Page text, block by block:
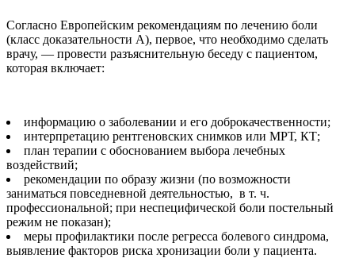
Согласно Европейским рекомендациям по лечению боли
(класс доказательности А), первое, что необходимо сделать
врачу, — провести разъяснительную беседу с пациентом,
которая включает:
информацию о заболевании и его доброкачественности;
интерпретацию рентгеновских снимков или МРТ, КТ;
план терапии с обоснованием выбора лечебных
воздействий;
рекомендации по образу жизни (по возможности
заниматься повседневной деятельностью, в т. ч.
профессиональной; при неспецифической боли постельный
режим не показан);
меры профилактики после регресса болевого синдрома,
выявление факторов риска хронизации боли у пациента.